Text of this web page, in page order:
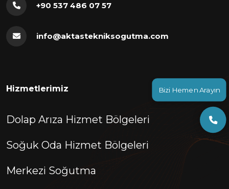
Bizi Hemen Arayın
+90 537 486 07 57
info@aktastekniksogutma.com
Hizmetlerimiz
Dolap Arıza Hizmet Bölgeleri
Soğuk Oda Hizmet Bölgeleri
Merkezi Soğutma